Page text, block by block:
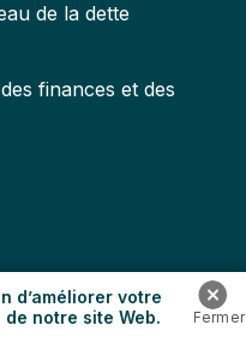
de la dette
finances et des
d’améliorer votre
notre site Web.